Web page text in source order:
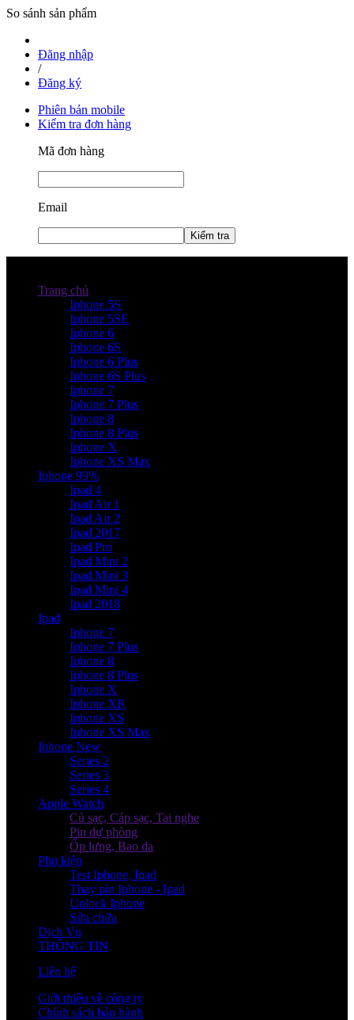
So sánh sản phẩm
Đăng nhập
/
Đăng ký
Phiên bản mobile
Kiểm tra đơn hàng
Mã đơn hàng
Email
Kiểm tra
Trang chủ
Iphone 5S
Iphone 5SE
Iphone 6
Iphone 6S
Iphone 6 Plus
Iphone 6S Plus
Iphone 7
Iphone 7 Plus
Iphone 8
Iphone 8 Plus
Iphone X
Iphone XS Max
Iphone 99%
Ipad 4
Ipad Air 1
Ipad Air 2
Ipad 2017
Ipad Pro
Ipad Mini 2
Ipad Mini 3
Ipad Mini 4
Ipad 2018
Ipad
Iphone 7
Iphone 7 Plus
Iphone 8
Iphone 8 Plus
Iphone X
Iphone XR
Iphone XS
Iphone XS Max
Iphone New
Series 2
Series 3
Series 4
Apple Watch
Củ sạc, Cáp sạc, Tai nghe
Pin dự phòng
Ốp lưng, Bao da
Phụ kiện
Test Iphone, Ipad
Thay pin Iphone - Ipad
Unlock Iphone
Sửa chữa
Dịch Vụ
THÔNG TIN
Liên hệ
Giới thiệu về công ty
Chính sách bảo hành